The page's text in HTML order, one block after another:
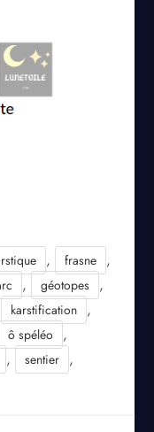
, frasne ,
, géotopes ,
karstification ,
ô spéléo ,
, sentier ,